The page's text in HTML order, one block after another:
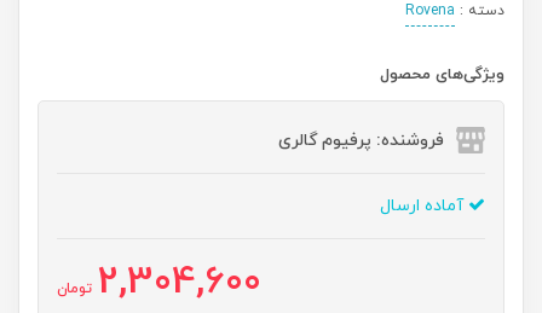
دسته : Rovena
ویژگی‌های محصول
فروشنده: پرفیوم گالری
آماده ارسال
2,304,600 تومان